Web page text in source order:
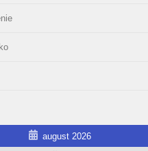
august 2026